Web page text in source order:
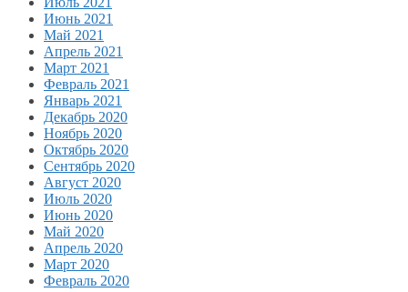
Июнь 2021
Май 2021
Апрель 2021
Март 2021
Февраль 2021
Январь 2021
Декабрь 2020
Ноябрь 2020
Октябрь 2020
Сентябрь 2020
Август 2020
Июль 2020
Июнь 2020
Май 2020
Апрель 2020
Март 2020
Февраль 2020